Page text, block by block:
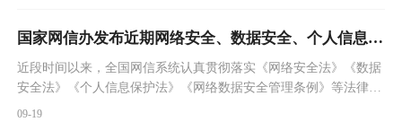
国家网信办发布近期网络安全、数据安全、个人信息保护相关执法典型案例
近段时间以来，全国网信系统认真贯彻落实《网络安全法》《数据
安全法》《个人信息保护法》《网络数据安全管理条例》等法律法
规，持续加大网络安全、数据安全、个人信息保护相关执法工作力
09-19